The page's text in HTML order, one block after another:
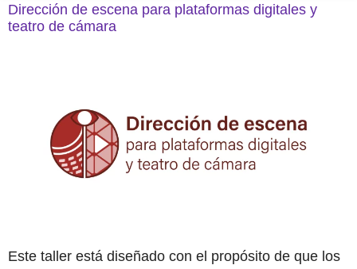
Dirección de escena para plataformas digitales y
teatro de cámara
Este taller está diseñado con el propósito de que los